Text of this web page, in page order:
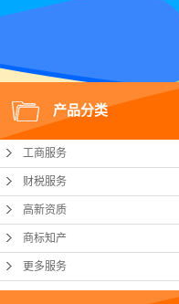
产品分类
工商服务
财税服务
高新资质
商标知产
更多服务